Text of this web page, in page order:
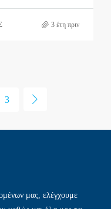
3 έτη πριν
3
μας, ελέγχουμε